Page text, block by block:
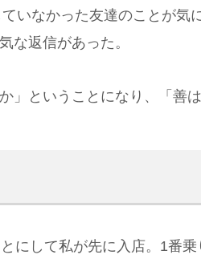
いなかった友達のことが気
返信があった。
」ということになり、「善
にして私が先に入店。1番乗